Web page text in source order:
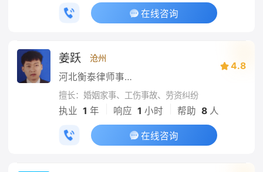
在线咨询
姜跃 沧州
河北衡泰律师事务所
4.8
擅长：婚姻家事、工伤事故、劳资纠纷
执业 1 年 响应 1 小时 帮助 8人
在线咨询